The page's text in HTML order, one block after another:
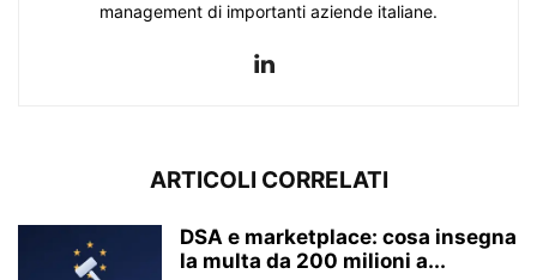
management di importanti aziende italiane.
ARTICOLI CORRELATI
DSA e marketplace: cosa insegna
la multa da 200 milioni a...